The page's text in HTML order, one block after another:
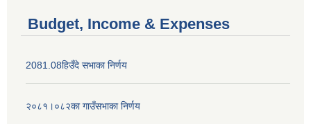
Budget, Income & Expenses
2081.08हिउँदे सभाका निर्णय
२०८१।०८२का गाउँसभाका निर्णय